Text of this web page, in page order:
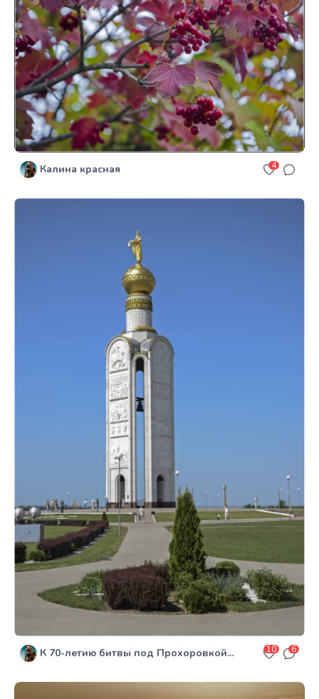
Калина красная 4
К 70-летию битвы под Прохоровкой... 10 6